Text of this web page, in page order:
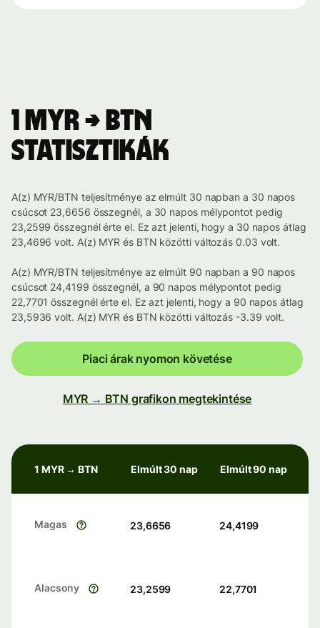
1 MYR → BTN
statisztikák
A(z) MYR/BTN teljesítménye az elmúlt 30 napban a 30 napos
csúcsot 23,6656 összegnél, a 30 napos mélypontot pedig
23,2599 összegnél érte el. Ez azt jelenti, hogy a 30 napos átlag
23,4696 volt. A(z) MYR és BTN közötti változás 0.03 volt.
A(z) MYR/BTN teljesítménye az elmúlt 90 napban a 90 napos
csúcsot 24,4199 összegnél, a 90 napos mélypontot pedig
22,7701 összegnél érte el. Ez azt jelenti, hogy a 90 napos átlag
23,5936 volt. A(z) MYR és BTN közötti változás -3.39 volt.
Piaci árak nyomon követése
MYR → BTN grafikon megtekintése
1 MYR → BTN Elmúlt 30 nap Elmúlt 90 nap
Magas 23,6656 24,4199
Alacsony 23,2599 22,7701